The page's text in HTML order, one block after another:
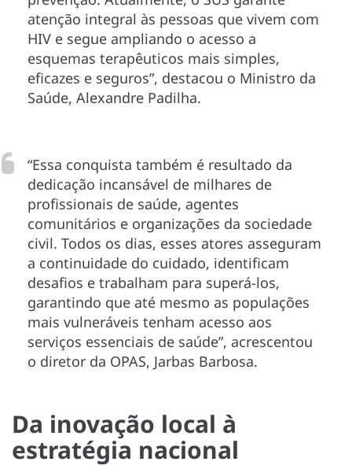
atenção integral às pessoas que vivem com
HIV e segue ampliando o acesso a
esquemas terapêuticos mais simples,
eficazes e seguros”, destacou o Ministro da
Saúde, Alexandre Padilha.
“Essa conquista também é resultado da
dedicação incansável de milhares de
profissionais de saúde, agentes
comunitários e organizações da sociedade
civil. Todos os dias, esses atores asseguram
a continuidade do cuidado, identificam
desafios e trabalham para superá-los,
garantindo que até mesmo as populações
mais vulneráveis tenham acesso aos
serviços essenciais de saúde”, acrescentou
o diretor da OPAS, Jarbas Barbosa.
Da inovação local à
estratégia nacional